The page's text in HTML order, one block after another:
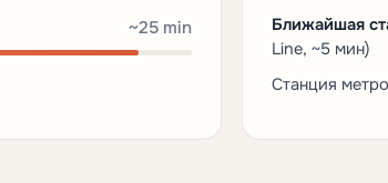
~25 min Ближайшая
Line, ~5 мин)
Станция